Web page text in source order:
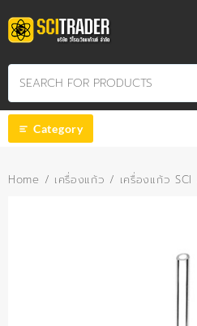
to
content
Category
Home / เครื่องแก้ว / เครื่องแก้ว SCI